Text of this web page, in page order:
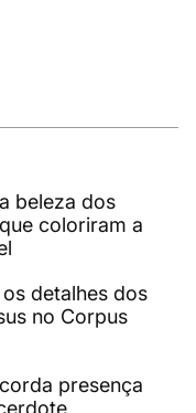
beleza dos
coloriram a
detalhes dos
no Corpus
presença